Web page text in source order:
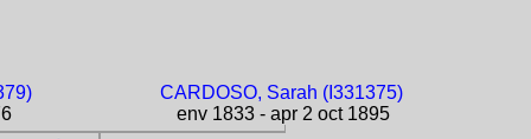
CARDOSO, Sarah (I331375)
env 1833 - apr 2 oct 1895